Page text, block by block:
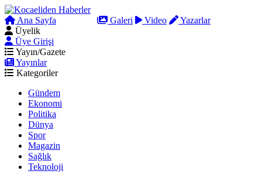
Ana Sayfa Galeri Video
Yazarlar
Üyelik
Üye Girişi
Yayın/Gazete
Yayınlar
Kategoriler
Gündem
Ekonomi
Politika
Dünya
Spor
Magazin
Sağlık
Teknoloji